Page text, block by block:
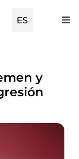
ES
TR
y